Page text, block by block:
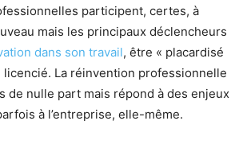
participent, certes, à
mais les principaux déclencheurs
dans son travail, être « placardisé
licencié. La réinvention professionnelle
de nulle part mais répond à des enjeux
à l’entreprise, elle-même.